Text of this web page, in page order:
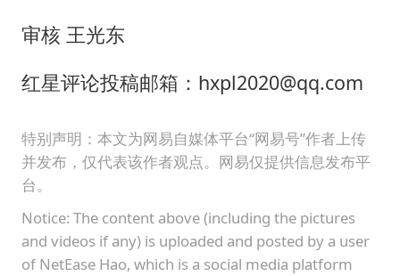
审核 王光东
红星评论投稿邮箱：hxpl2020@qq.com
特别声明：本文为网易自媒体平台“网易号”作者上传
并发布，仅代表该作者观点。网易仅提供信息发布平
台。
Notice: The content above (including the pictures
and videos if any) is uploaded and posted by a user
of NetEase Hao, which is a social media platform